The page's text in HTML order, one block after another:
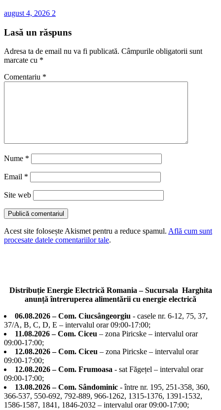
august 4, 2026 2
Lasă un răspuns
Adresa ta de email nu va fi publicată. Câmpurile obligatorii sunt
marcate cu *
Comentariu *
Nume *
Email *
Site web
Acest site folosește Akismet pentru a reduce spamul. Află cum sunt
procesate datele comentariilor tale.
Distribuție Energie Electrică Romania – Sucursala Harghita
anunță întreruperea alimentării cu energie electrică
06.08.2026 – Com. Ciucsângeorgiu - casele nr. 6-12, 75, 37,
37/A, B, C, D, E – intervalul orar 09:00-17:00;
11.08.2026 – Com. Ciceu – zona Piricske – intervalul orar
09:00-17:00;
12.08.2026 – Com. Ciceu – zona Piricske – intervalul orar
09:00-17:00;
12.08.2026 – Com. Frumoasa - sat Făgețel – intervalul orar
09:00-17:00;
13.08.2026 – Com. Sândominic - între nr. 195, 251-358, 360,
366-537, 550-692, 792-889, 966-1262, 1315-1376, 1391-1532,
1586-1587, 1841, 1846-2032 – intervalul orar 09:00-17:00;